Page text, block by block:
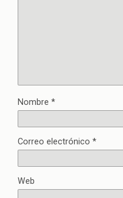
Nombre *
Correo electrónico *
Web